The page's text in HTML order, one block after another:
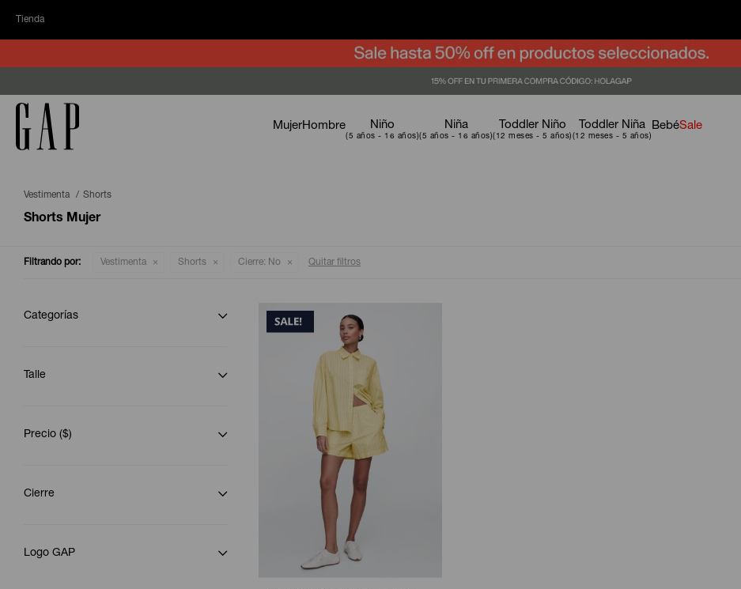
Tienda
MujerHombre Niño Niña Toddler Niño Toddler Niña BebéSale
Vestimenta Shorts
Shorts Mujer
Filtrando por: Vestimenta Shorts Cierre: No Quitar filtros
Categorías
Talle
Precio ($)
Cierre
Logo GAP